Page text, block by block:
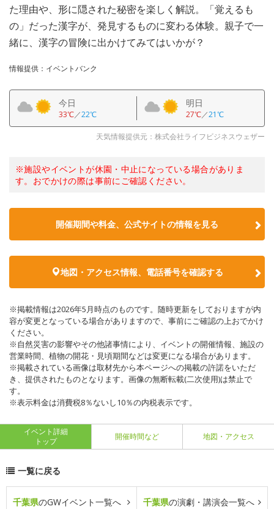
た理由や、形に隠された秘密を楽しく解説。「覚えるも
の」だった漢字が、発見するものに変わる体験。親子で一
緒に、漢字の冒険に出かけてみてはいかが？
情報提供：イベントバンク
今日
33℃／22℃
明日
27℃／21℃
天気情報提供元：株式会社ライフビジネスウェザー
※施設やイベントが休園・中止になっている場合がありま
す。おでかけの際は事前にご確認ください。
開催期間や料金、公式サイトの情報を見る
地図・アクセス情報、電話番号を確認する
※掲載情報は2026年5月時点のものです。随時更新をしておりますが内
容が変更となっている場合がありますので、事前にご確認の上おでかけ
ください。
※自然災害の影響やその他諸事情により、イベントの開催情報、施設の
営業時間、植物の開花・見頃期間などは変更になる場合があります。
※掲載されている画像は取材先から本ページへの掲載の許諾をいただ
き、提供されたものとなります。画像の無断転載(二次使用)は禁止で
す。
※表示料金は消費税8％ないし10％の内税表示です。
イベント詳細
トップ
開催時間など 地図・アクセス
一覧に戻る
千葉県のGWイベント一覧へ 千葉県の演劇・講演会一覧へ